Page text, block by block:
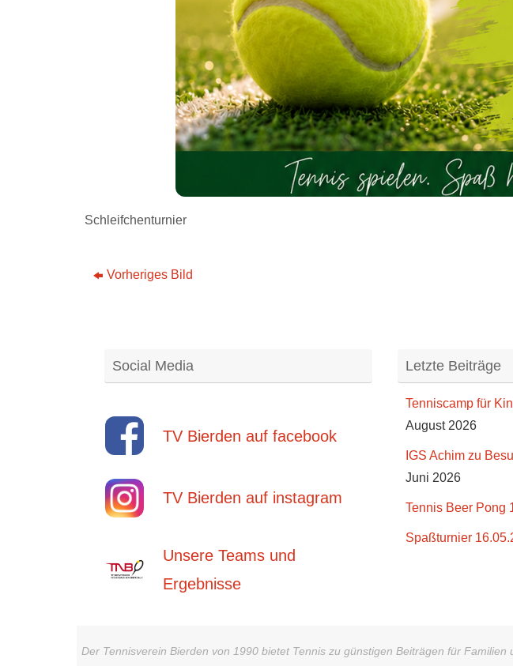
Schleifchenturnier
Vorheriges Bild
Social Media
TV Bierden auf facebook
TV Bierden auf instagram
Unsere Teams und
Ergebnisse
Letzte Beiträge
Tenniscamp für
August 2026
IGS Achim zu
Juni 2026
Tennis Beer Pong
Spaßturnier
Der Tennisverein Bierden von 1990 bietet Tennis zu günstigen Beiträgen für